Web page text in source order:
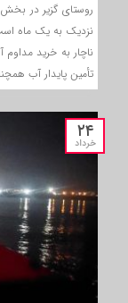
نزدیک به یک ماه
تأمین پایدار آب
۲۴
خرداد